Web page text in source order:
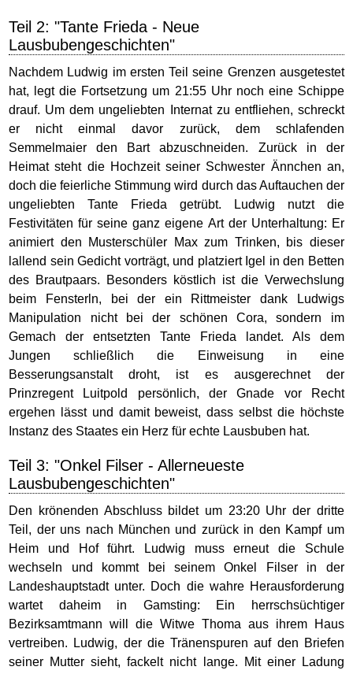
Teil 2: "Tante Frieda - Neue
Lausbubengeschichten"
Nachdem Ludwig im ersten Teil seine Grenzen ausgetestet
hat, legt die Fortsetzung um 21:55 Uhr noch eine Schippe
drauf. Um dem ungeliebten Internat zu entfliehen, schreckt
er nicht einmal davor zurück, dem schlafenden
Semmelmaier den Bart abzuschneiden. Zurück in der
Heimat steht die Hochzeit seiner Schwester Ännchen an,
doch die feierliche Stimmung wird durch das Auftauchen der
ungeliebten Tante Frieda getrübt. Ludwig nutzt die
Festivitäten für seine ganz eigene Art der Unterhaltung: Er
animiert den Musterschüler Max zum Trinken, bis dieser
lallend sein Gedicht vorträgt, und platziert Igel in den Betten
des Brautpaars. Besonders köstlich ist die Verwechslung
beim Fensterln, bei der ein Rittmeister dank Ludwigs
Manipulation nicht bei der schönen Cora, sondern im
Gemach der entsetzten Tante Frieda landet. Als dem
Jungen schließlich die Einweisung in eine
Besserungsanstalt droht, ist es ausgerechnet der
Prinzregent Luitpold persönlich, der Gnade vor Recht
ergehen lässt und damit beweist, dass selbst die höchste
Instanz des Staates ein Herz für echte Lausbuben hat.
Teil 3: "Onkel Filser - Allerneueste
Lausbubengeschichten"
Den krönenden Abschluss bildet um 23:20 Uhr der dritte
Teil, der uns nach München und zurück in den Kampf um
Heim und Hof führt. Ludwig muss erneut die Schule
wechseln und kommt bei seinem Onkel Filser in der
Landeshauptstadt unter. Doch die wahre Herausforderung
wartet daheim in Gamsting: Ein herrschsüchtiger
Bezirksamtmann will die Witwe Thoma aus ihrem Haus
vertreiben. Ludwig, der die Tränenspuren auf den Briefen
seiner Mutter sieht, fackelt nicht lange. Mit einer Ladung